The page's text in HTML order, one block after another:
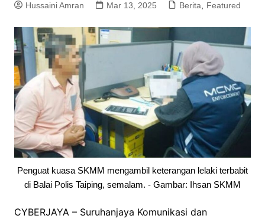
Hussaini Amran Mar 13, 2025 Berita, Featured
Penguat kuasa SKMM mengambil keterangan lelaki terbabit
di Balai Polis Taiping, semalam. - Gambar: Ihsan SKMM
CYBERJAYA – Suruhanjaya Komunikasi dan